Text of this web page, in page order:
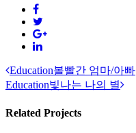
Education볼빨간 엄마/아빠
Education빛나는 나의 별
Related Projects